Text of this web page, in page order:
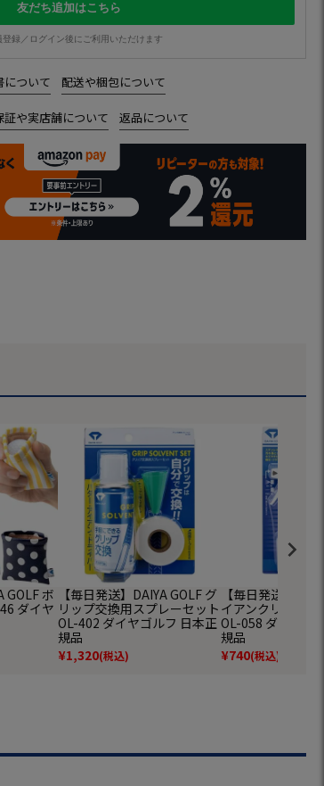
友だち追加はこちら
録／ログイン後にご利用いただけます
について 配送や梱包について
証や実店舗について 返品について
GOLF ボ
ダイヤ
【毎日発送】DAIYA GOLF グ
リップ交換用スプレーセット
OL-402 ダイヤゴルフ 日本正
規品
¥1,320(税込)
【毎日発送】
イアンクリーナ
OL-058 ダイヤゴ
規品
¥740(税込)